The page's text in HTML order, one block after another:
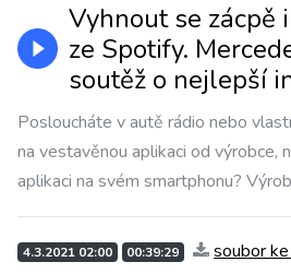
Vyhnout se zácpě
ze Spotify.
soutěž o nejlepší
Posloucháte v autě rádio nebo
na vestavěnou aplikaci od výrobce,
aplikaci na svém smartphonu?
4.3.2021 02:00 00:39:29 soubor